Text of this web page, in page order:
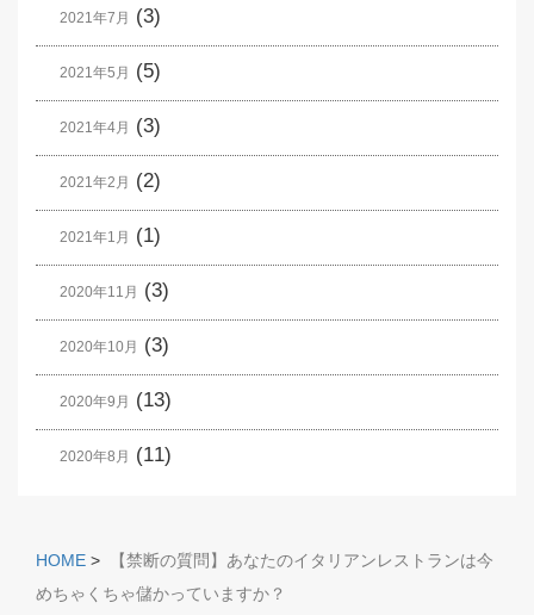
2021年7月 (3)
2021年5月 (5)
2021年4月 (3)
2021年2月 (2)
2021年1月 (1)
2020年11月 (3)
2020年10月 (3)
2020年9月 (13)
2020年8月 (11)
HOME >
【禁断の質問】あなたのイタリアンレストランは今
めちゃくちゃ儲かっていますか？